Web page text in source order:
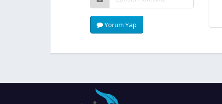
Yorum Yap